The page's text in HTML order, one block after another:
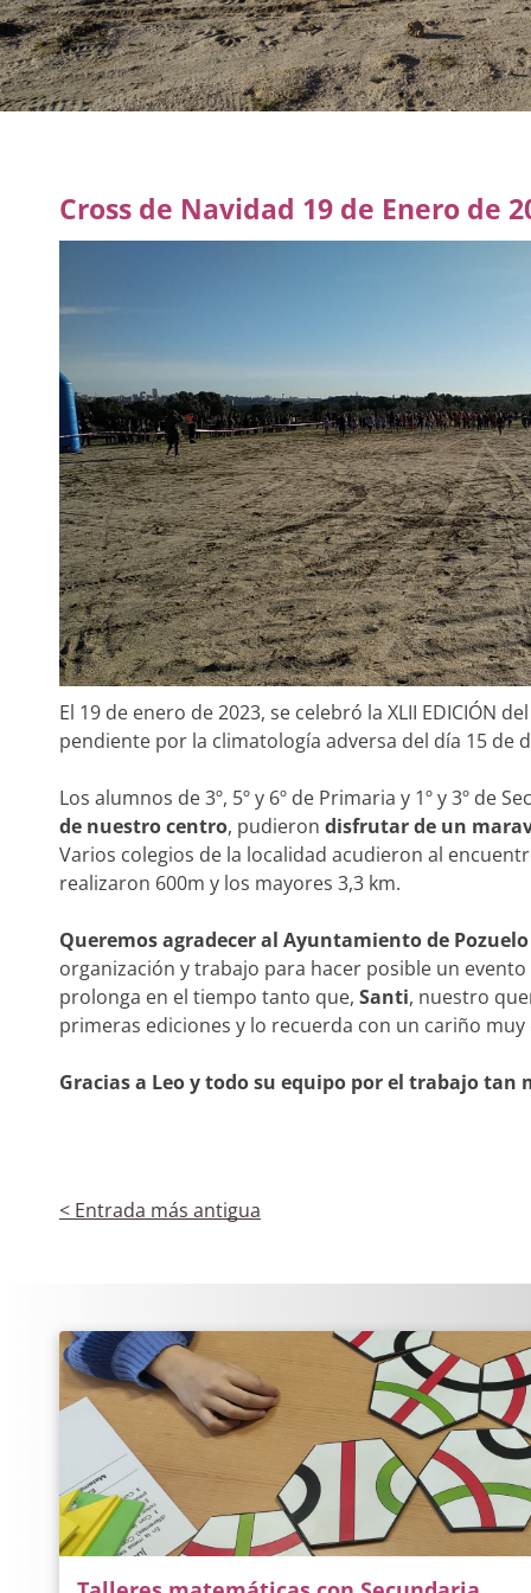
Cross de Navidad 19 de Enero de
El 19 de enero de 2023, se celebró la XLII EDICIÓN
pendiente por la climatología adversa del día 15 de
Los alumnos de 3º, 5º y 6º de Primaria y 1º y 3º de
de nuestro centro, pudieron disfrutar de un
Varios colegios de la localidad acudieron al
realizaron 600m y los mayores 3,3 km.
Queremos agradecer al Ayuntamiento de
organización y trabajo para hacer posible un
prolonga en el tiempo tanto que, Santi, nuestro
primeras ediciones y lo recuerda con un cariño muy
Gracias a Leo y todo su equipo por el trabajo
< Entrada más antigua